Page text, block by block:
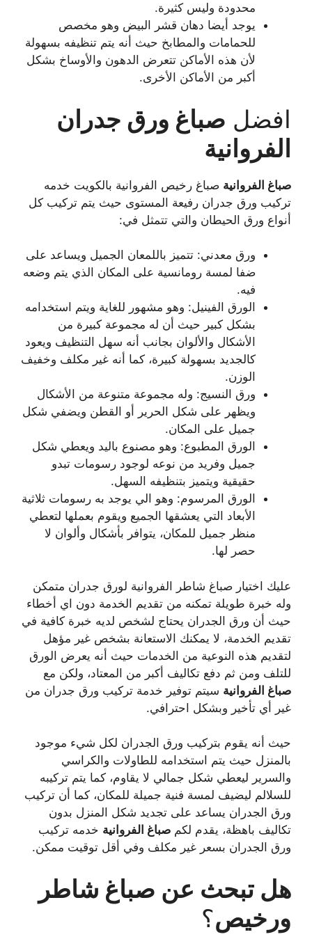
محدودة وليس كثيرة.
يوجد أيضا دهان قشر البيض وهو مخصص
للحمامات والمطابخ حيث أنه يتم تنظيفه بسهولة
لأن هذه الأماكن تتعرض الدهون والأوساخ بشكل
أكبر من الأماكن الأخرى.
افضل صباغ ورق جدران
الفروانية
صباغ الفروانية صباغ رخيص الفروانية بالكويت خدمه
تركيب ورق جدران رفيعة المستوى حيث يتم تركيب كل
أنواع ورق الحيطان والتي تتمثل في:
ورق معدني: تتميز باللمعان الجميل ويساعد على
ضفا لمسة رومانسية على المكان الذي يتم وضعه
فيه.
الورق الفينيل: وهو مشهور للغاية ويتم استخدامه
بشكل كبير حيث أن له مجموعة كبيرة من
الأشكال والألوان بجانب أنه سهل التنظيف ويعود
كالجديد بسهولة كبيرة، كما أنه غير مكلف وخفيف
الوزن.
ورق النسيج: وله مجموعة متنوعة من الأشكال
ويظهر على شكل الحرير أو القطن ويضفي شكل
جميل على المكان.
الورق المطبوع: وهو مصنوع باليد ويعطي شكل
جميل وفريد من نوعه لوجود رسومات تبدو
حقيقية ويتميز بتنظيفه السهل.
الورق المرسوم: وهو الي يوجد به رسومات ثلاثية
الأبعاد التي يعشقها الجميع ويقوم بعملها لتعطي
منظر جميل للمكان، يتوافر بأشكال وألوان لا
حصر لها.
عليك اختيار صباغ شاطر الفروانية لورق جدران متمكن
وله خبرة طويلة تمكنه من تقديم الخدمة دون اي أخطاء
حيث أن ورق الجدران يحتاج لشخص لديه خبرة كافية في
تقديم الخدمة، لا يمكنك الاستعانة بشخص غير مؤهل
لتقديم هذه النوعية من الخدمات حيث أنه يعرض الورق
للتلف ومن ثم دفع تكاليف أكبر من المعتاد، ولكن مع
صباغ الفروانية سيتم توفير خدمة تركيب ورق جدران من
غير أي تأخير وبشكل احترافي.
حيث أنه يقوم بتركيب ورق الجدران لكل شيء موجود
بالمنزل حيث يتم استخدامه للطاولات والكراسي
والسرير ليعطي شكل جمالي لا يقاوم، كما يتم تركيبه
للسلالم ليضيف لمسة فنية جميلة للمكان، كما أن تركيب
ورق الجدران يساعد على تجديد شكل المنزل بدون
تكاليف باهظة، يقدم لكم صباغ الفروانية خدمه تركيب
ورق الجدران بسعر غير مكلف وفي أقل توقيت ممكن.
هل تبحث عن صباغ شاطر
ورخيص؟